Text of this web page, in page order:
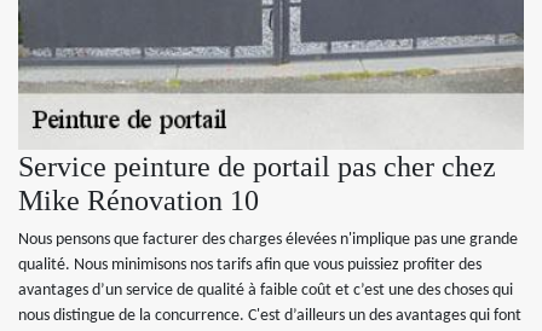
Service peinture de portail pas cher chez
Mike Rénovation 10
Nous pensons que facturer des charges élevées n'implique pas une grande
qualité. Nous minimisons nos tarifs afin que vous puissiez profiter des
avantages d’un service de qualité à faible coût et c’est une des choses qui
nous distingue de la concurrence. C'est d’ailleurs un des avantages qui font